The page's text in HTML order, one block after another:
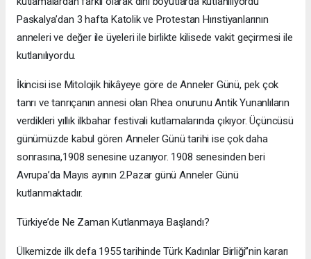
Paskalya’dan 3 hafta Katolik ve Protestan Hırıstiyanlarının
anneleri ve değer ile üyeleri ile birlikte kilisede vakit geçirmesi ile
kutlanılıyordu.
İkincisi ise Mitolojik hikâyeye göre de Anneler Günü, pek çok
tanrı ve tanrıçanın annesi olan Rhea onurunu Antik Yunanlıların
verdikleri yıllık ilkbahar festivali kutlamalarında çıkıyor. Üçüncüsü
günümüzde kabul gören Anneler Günü tarihi ise çok daha
sonrasına,1908 senesine uzanıyor. 1908 senesinden beri
Avrupa’da Mayıs ayının 2.Pazar günü Anneler Günü
kutlanmaktadır.
Türkiye’de Ne Zaman Kutlanmaya Başlandı?
Ülkemizde ilk defa 1955 tarihinde Türk Kadınlar Birliği’’nin kararı